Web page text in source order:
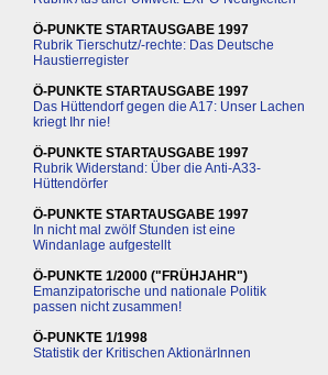
Ö-PUNKTE STARTAUSGABE 1997
Rubrik Tierschutz/-rechte: Das Deutsche
Haustierregister
Ö-PUNKTE STARTAUSGABE 1997
Das Hüttendorf gegen die A17: Unser Lachen
kriegt Ihr nie!
Ö-PUNKTE STARTAUSGABE 1997
Rubrik Widerstand: Über die Anti-A33-
Hüttendörfer
Ö-PUNKTE STARTAUSGABE 1997
In nicht mal zwölf Stunden ist eine
Windanlage aufgestellt
Ö-PUNKTE 1/2000 ("FRÜHJAHR")
Emanzipatorische und nationale Politik
passen nicht zusammen!
Ö-PUNKTE 1/1998
Statistik der Kritischen AktionärInnen